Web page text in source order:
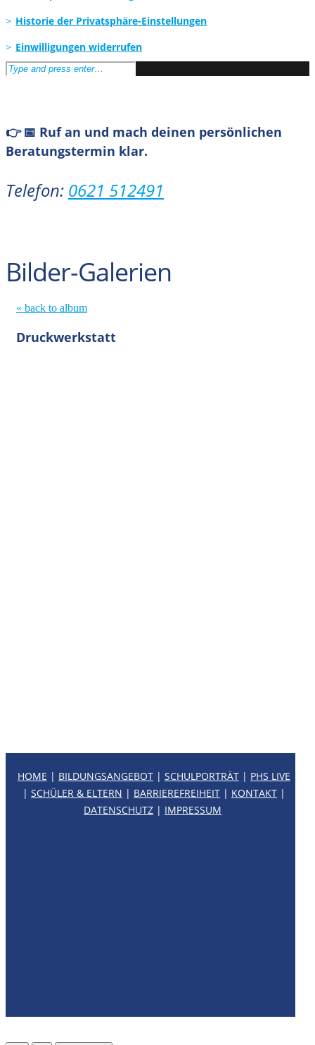
Historie der Privatsphäre-Einstellungen
Einwilligungen widerrufen
Search
for:
👉 📅 Ruf an und mach deinen persönlichen
Beratungstermin klar.
Telefon: 0621 512491
Bilder-Galerien
« back to album
Druckwerkstatt
HOME | BILDUNGSANGEBOT | SCHULPORTRÄT | PHS LIVE
| SCHÜLER & ELTERN | BARRIEREFREIHEIT | KONTAKT |
DATENSCHUTZ | IMPRESSUM